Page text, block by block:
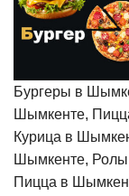
Бургеры в
Шымкенте,
Курица в
Шымкенте,
Пицца в